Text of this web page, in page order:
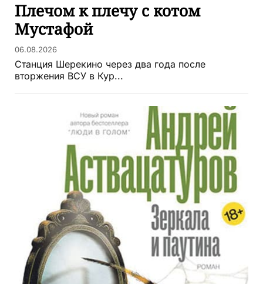
Плечом к плечу с котом
Мустафой
06.08.2026
Станция Шерекино через два года после
вторжения ВСУ в Кур...